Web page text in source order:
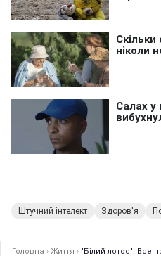
Штучний інтелект Здоров'я
Головна › Життя › "Білий лотос". Все